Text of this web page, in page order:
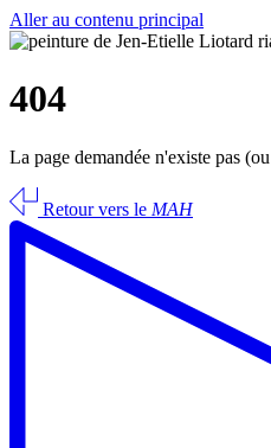
Aller au contenu principal
404
La page demandée n'existe pas
Retour vers le MAH